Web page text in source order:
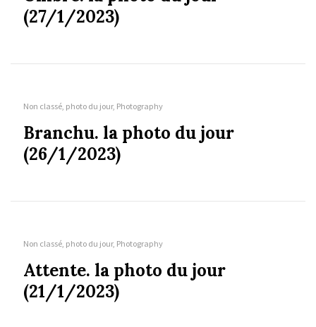
(27/1/2023)
Non classé, photo du jour, Photography
Branchu. la photo du jour
(26/1/2023)
Non classé, photo du jour, Photography
Attente. la photo du jour
(21/1/2023)